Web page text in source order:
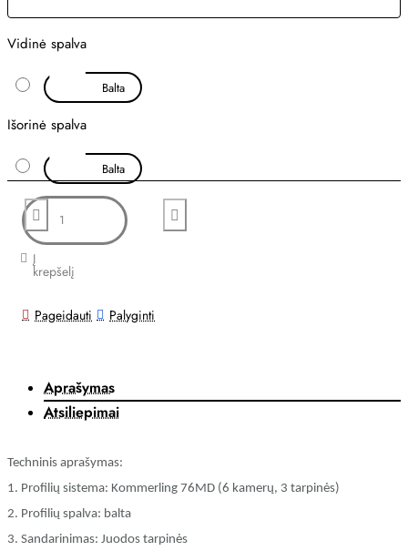
Vidinė spalva
Balta
Išorinė spalva
Balta
Į
krepšelį
Pageidauti Palyginti
Aprašymas
Atsiliepimai
Techninis aprašymas:
1. Profilių sistema: Kommerling 76MD (6 kamerų, 3 tarpinės)
2. Profilių spalva: balta
3. Sandarinimas: Juodos tarpinės